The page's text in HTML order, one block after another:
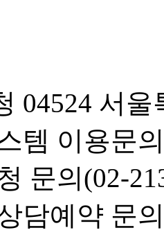
04524 서
템 이용문
문의(02-
담예약 문